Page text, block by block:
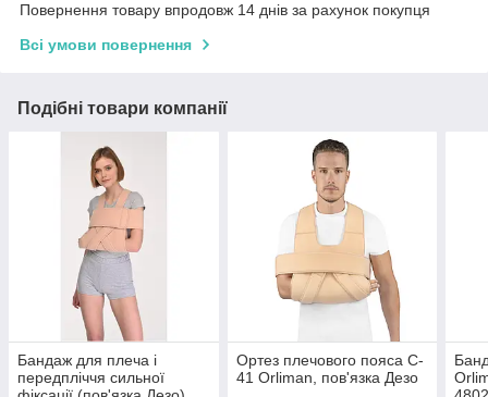
Повернення товару впродовж 14 днів за рахунок покупця
Всі умови повернення
Подібні товари компанії
Бандаж для плеча і
передпліччя сильної
Ортез плечового пояса C-
41 Orliman, пов'язка Дезо